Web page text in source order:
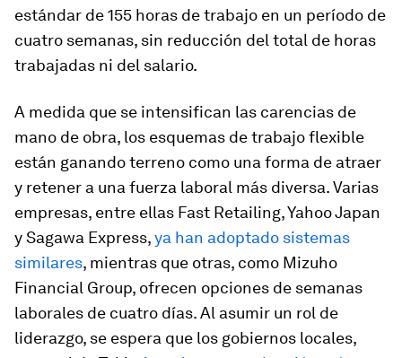
estándar de 155 horas de trabajo en un período de
cuatro semanas, sin reducción del total de horas
trabajadas ni del salario.
A medida que se intensifican las carencias de
mano de obra, los esquemas de trabajo flexible
están ganando terreno como una forma de atraer
y retener a una fuerza laboral más diversa. Varias
empresas, entre ellas Fast Retailing, Yahoo Japan
y Sagawa Express,ya han adoptado sistemas
similares, mientras que otras, como Mizuho
Financial Group, ofrecen opciones de semanas
laborales de cuatro días. Al asumir un rol de
liderazgo, se espera que los gobiernos locales,